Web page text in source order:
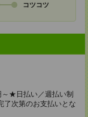
コツコツ
★日払い／週払い制
了次第のお支払いとな